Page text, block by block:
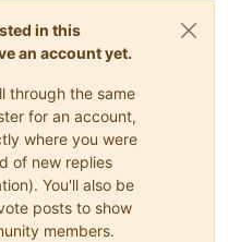
in this
an account yet.
through the same
for an account,
where you were
of new replies
You'll also be
posts to show
members.